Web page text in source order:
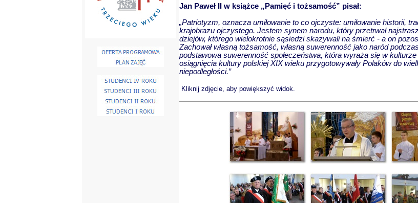
Jan Paweł II w książce „Pamięć i tożsamość” pisał:
„Patriotyzm, oznacza umiłowanie to co ojczyste: umiłowanie historii,
krajobrazu ojczystego. Jestem synem narodu, który przetrwał
dziejów, którego wielokrotnie sąsiedzi skazywali na śmierć - a on
Zachował własną tożsamość, własną suwerenność jako naród
podstawowa suwerenność społeczeństwa, która wyraża się w
osiągnięcia kultury polskiej XIX wieku przygotowywały Polaków do
niepodległości.”
Kliknij zdjęcie, aby powiększyć widok.